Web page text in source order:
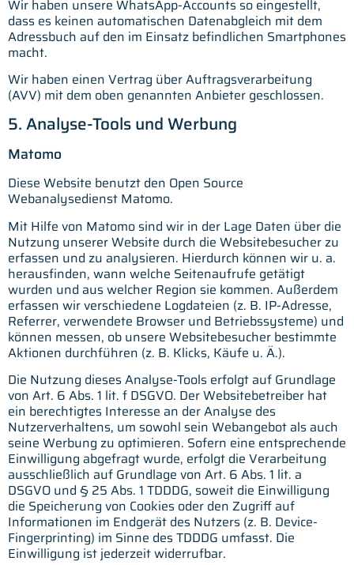
Wir haben unsere WhatsApp-Accounts so eingestellt,
dass es keinen automatischen Datenabgleich mit dem
Adressbuch auf den im Einsatz befindlichen Smartphones
macht.
Wir haben einen Vertrag über Auftragsverarbeitung
(AVV) mit dem oben genannten Anbieter geschlossen.
5. Analyse-Tools und Werbung
Matomo
Diese Website benutzt den Open Source
Webanalysedienst Matomo.
Mit Hilfe von Matomo sind wir in der Lage Daten über die
Nutzung unserer Website durch die Websitebesucher zu
erfassen und zu analysieren. Hierdurch können wir u. a.
herausfinden, wann welche Seitenaufrufe getätigt
wurden und aus welcher Region sie kommen. Außerdem
erfassen wir verschiedene Logdateien (z. B. IP-Adresse,
Referrer, verwendete Browser und Betriebssysteme) und
können messen, ob unsere Websitebesucher bestimmte
Aktionen durchführen (z. B. Klicks, Käufe u. Ä.).
Die Nutzung dieses Analyse-Tools erfolgt auf Grundlage
von Art. 6 Abs. 1 lit. f DSGVO. Der Websitebetreiber hat
ein berechtigtes Interesse an der Analyse des
Nutzerverhaltens, um sowohl sein Webangebot als auch
seine Werbung zu optimieren. Sofern eine entsprechende
Einwilligung abgefragt wurde, erfolgt die Verarbeitung
ausschließlich auf Grundlage von Art. 6 Abs. 1 lit. a
DSGVO und § 25 Abs. 1 TDDDG, soweit die Einwilligung
die Speicherung von Cookies oder den Zugriff auf
Informationen im Endgerät des Nutzers (z. B. Device-
Fingerprinting) im Sinne des TDDDG umfasst. Die
Einwilligung ist jederzeit widerrufbar.